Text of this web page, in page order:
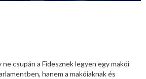
csupán a Fidesznek legyen egy makói
hanem a makóiaknak és